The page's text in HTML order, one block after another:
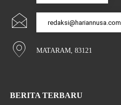
redaksi@hariannusa.com
MATARAM, 83121
BERITA TERBARU